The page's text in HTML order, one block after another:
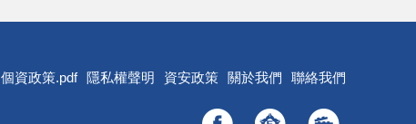
個資政策.pdf 隱私權聲明 資安政策 關於我們 聯絡我們